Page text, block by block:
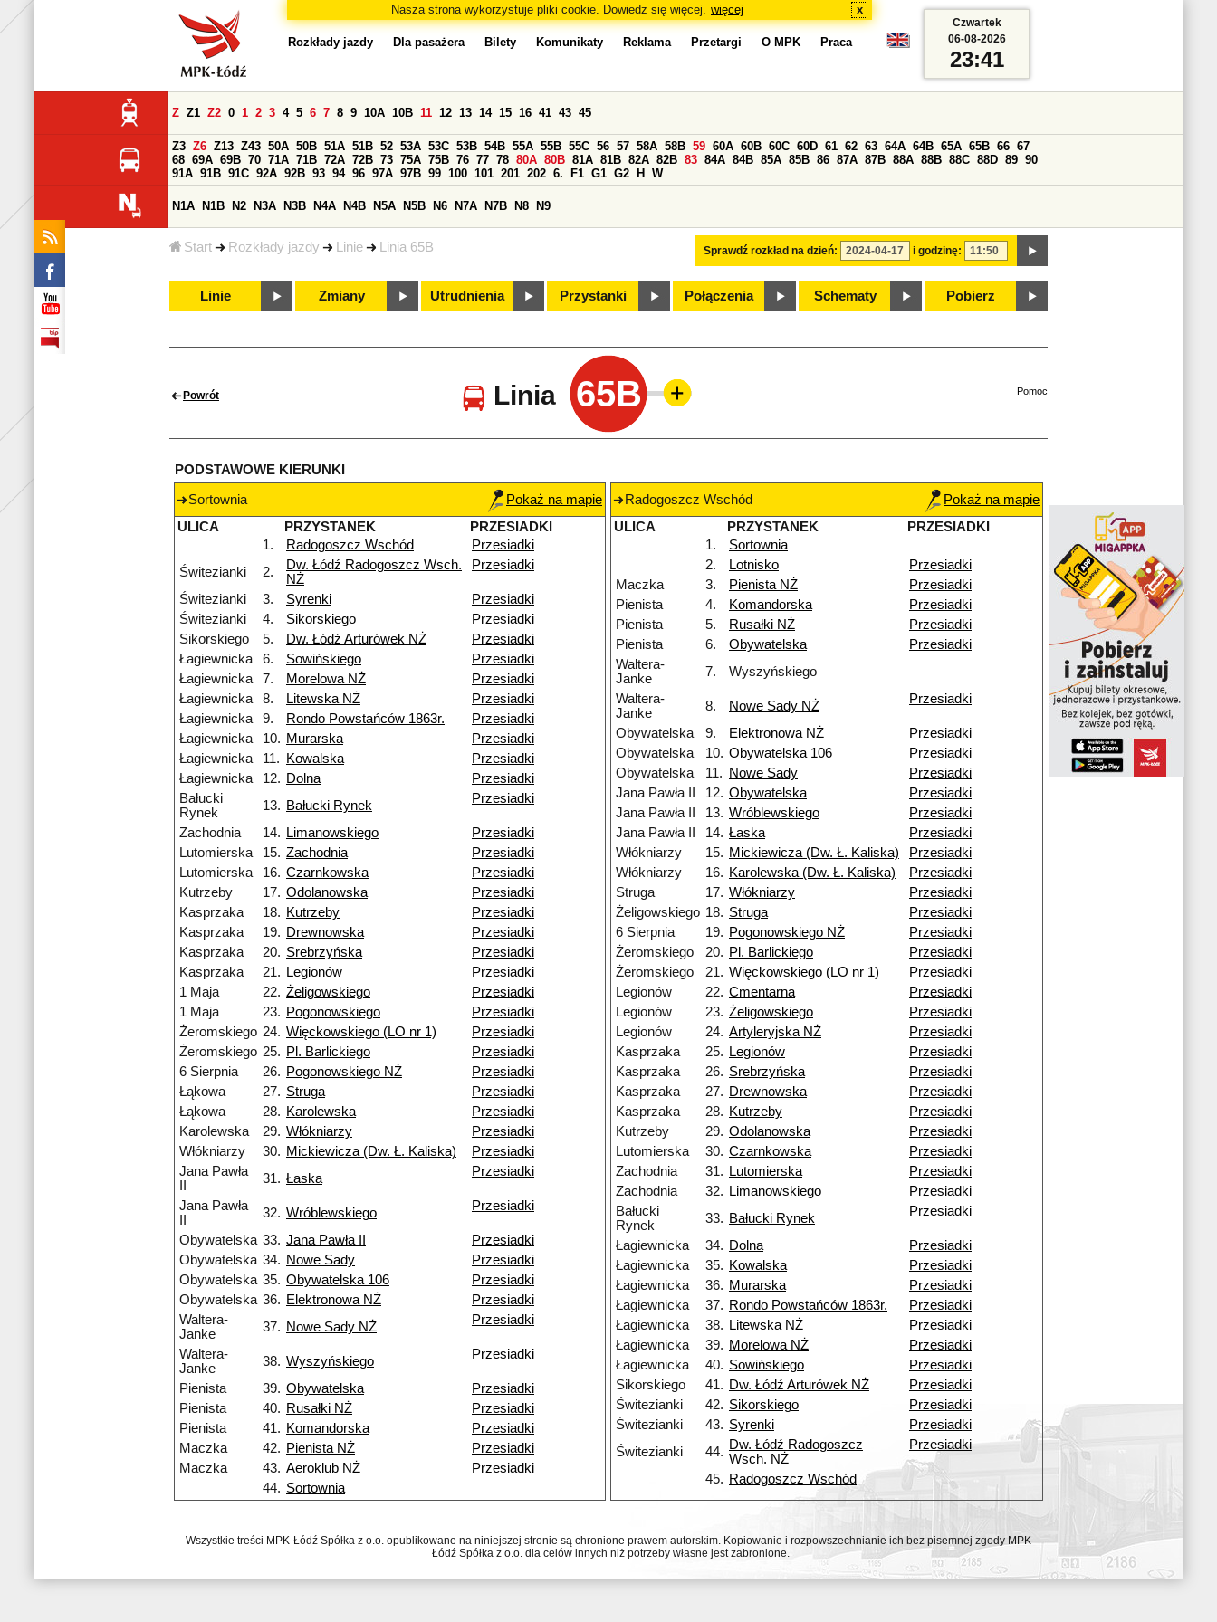
Nasza strona wykorzystuje pliki cookie. Dowiedz się więcej. więcej x
Start Rozkłady jazdy Linie Linia 65B
Rozkłady jazdy Dla pasażera Bilety Komunikaty Reklama Przetargi O MPK Praca
Sprawdź rozkład na dzień: i godzinę:
Z Z1 Z2 0 1 2 3 4 5 6 7 8 9 10A 10B 11 12 13 14 15 16 41 43 45
Z3 Z6 Z13 Z43 50A 50B 51A 51B 52 53A 53C 53B 54B 55A 55B 55C 56 57 58A 58B 59 60A 60B 60C 60D 61 62 63 64A 64B 65A 65B 66 67
68 69A 69B 70 71A 71B 72A 72B 73 75A 75B 76 77 78 80A 80B 81A 81B 82A 82B 83 84A 84B 85A 85B 86 87A 87B 88A 88B 88C 88D 89 90
91A 91B 91C 92A 92B 93 94 96 97A 97B 99 100 101 201 202 6. F1 G1 G2 H W
N1A N1B N2 N3A N3B N4A N4B N5A N5B N6 N7A N7B N8 N9
Linie Zmiany Utrudnienia Przystanki Połączenia Schematy Pobierz
Czwartek
06-08-2026
23:41
Powrót Linia 65B Pomoc
PODSTAWOWE KIERUNKI
Sortownia
Pokaż na mapie
ULICA
PRZYSTANEK
PRZESIADKI
1.
Radogoszcz Wschód
Przesiadki
Świtezianki
2.
Dw. Łódź Radogoszcz Wsch.
NŻ
Przesiadki
Świtezianki 3. Syrenki
Przesiadki
Świtezianki
4. Sikorskiego
Przesiadki
Sikorskiego
5. Dw. Łódź Arturówek NŻ
Przesiadki
Łagiewnicka
6. Sowińskiego
Przesiadki
Łagiewnicka
7. Morelowa NŻ
Przesiadki
Łagiewnicka
8. Litewska NŻ
Przesiadki
Łagiewnicka
9. Rondo Powstańców 1863r.
Przesiadki
Łagiewnicka
10. Murarska
Przesiadki
Łagiewnicka
11. Kowalska
Przesiadki
Łagiewnicka
12. Dolna
Przesiadki
Bałucki
Rynek
13. Bałucki Rynek Przesiadki
Zachodnia 14. Limanowskiego
Przesiadki
Lutomierska
15. Zachodnia
Przesiadki
Lutomierska
16. Czarnkowska
Przesiadki
Kutrzeby
17. Odolanowska
Przesiadki
Kasprzaka
18. Kutrzeby
Przesiadki
Kasprzaka
19. Drewnowska
Przesiadki
Kasprzaka
20. Srebrzyńska
Przesiadki
Kasprzaka
21. Legionów
Przesiadki
1 Maja
22. Żeligowskiego
Przesiadki
1 Maja
23. Pogonowskiego
Przesiadki
Żeromskiego 24. Więckowskiego (LO nr 1)
Przesiadki
Żeromskiego 25. Pl. Barlickiego
Przesiadki
6 Sierpnia
26. Pogonowskiego NŻ
Przesiadki
Łąkowa
27. Struga
Przesiadki
Łąkowa
28. Karolewska
Przesiadki
Karolewska
29. Włókniarzy
Przesiadki
Włókniarzy
30. Mickiewicza (Dw. Ł. Kaliska)
Przesiadki
Jana Pawła
31. Łaska Przesiadki
Jana Pawła
32. Wróblewskiego Przesiadki
Obywatelska 33. Jana Pawła II
Przesiadki
Obywatelska 34. Nowe Sady
Przesiadki
Obywatelska 35. Obywatelska 106
Przesiadki
Obywatelska 36. Elektronowa NŻ
Przesiadki
Waltera-
Janke
37. Nowe Sady NŻ Przesiadki
Waltera-
Janke
38. Wyszyńskiego Przesiadki
Pienista 39. Obywatelska
Przesiadki
Pienista
40. Rusałki NŻ
Przesiadki
Pienista
41. Komandorska
Przesiadki
Maczka
42. Pienista NŻ
Przesiadki
Maczka
43. Aeroklub NŻ
Przesiadki
44. Sortownia
Radogoszcz Wschód
Pokaż na mapie
ULICA
PRZYSTANEK
PRZESIADKI
1.
Sortownia
2.
Lotnisko
Przesiadki
Maczka
3. Pienista NŻ
Przesiadki
Pienista
4. Komandorska
Przesiadki
Pienista
5. Rusałki NŻ
Przesiadki
Pienista
6. Obywatelska
Przesiadki
Waltera-
Janke
7.
Wyszyńskiego
Waltera-
Janke
8. Nowe Sady NŻ Przesiadki
Obywatelska 9. Elektronowa NŻ
Przesiadki
Obywatelska
10. Obywatelska 106
Przesiadki
Obywatelska
11. Nowe Sady
Przesiadki
Jana Pawła II
12. Obywatelska
Przesiadki
Jana Pawła II
13. Wróblewskiego
Przesiadki
Jana Pawła II
14. Łaska
Przesiadki
Włókniarzy
15. Mickiewicza (Dw. Ł. Kaliska)
Przesiadki
Włókniarzy
16. Karolewska (Dw. Ł. Kaliska)
Przesiadki
Struga
17. Włókniarzy
Przesiadki
Żeligowskiego 18. Struga
Przesiadki
6 Sierpnia
19. Pogonowskiego NŻ
Przesiadki
Żeromskiego
20. Pl. Barlickiego
Przesiadki
Żeromskiego
21. Więckowskiego (LO nr 1)
Przesiadki
Legionów
22. Cmentarna
Przesiadki
Legionów
23. Żeligowskiego
Przesiadki
Legionów
24. Artyleryjska NŻ
Przesiadki
Kasprzaka
25. Legionów
Przesiadki
Kasprzaka
26. Srebrzyńska
Przesiadki
Kasprzaka
27. Drewnowska
Przesiadki
Kasprzaka
28. Kutrzeby
Przesiadki
Kutrzeby
29. Odolanowska
Przesiadki
Lutomierska
30. Czarnkowska
Przesiadki
Zachodnia
31. Lutomierska
Przesiadki
Zachodnia
32. Limanowskiego
Przesiadki
Bałucki
Rynek
33. Bałucki Rynek Przesiadki
Łagiewnicka 34. Dolna
Przesiadki
Łagiewnicka
35. Kowalska
Przesiadki
Łagiewnicka
36. Murarska
Przesiadki
Łagiewnicka
37. Rondo Powstańców 1863r.
Przesiadki
Łagiewnicka
38. Litewska NŻ
Przesiadki
Łagiewnicka
39. Morelowa NŻ
Przesiadki
Łagiewnicka
40. Sowińskiego
Przesiadki
Sikorskiego
41. Dw. Łódź Arturówek NŻ
Przesiadki
Świtezianki
42. Sikorskiego
Przesiadki
Świtezianki
43. Syrenki
Przesiadki
Świtezianki
44. Dw. Łódź Radogoszcz
Wsch. NŻ
Przesiadki
45. Radogoszcz Wschód
Wszystkie treści MPK-Łódź Spółka z o.o. opublikowane na niniejszej stronie są chronione prawem autorskim. Kopiowanie i rozpowszechnianie ich bez pisemnej zgody MPK-
Łódź Spółka z o.o. dla celów innych niż potrzeby własne jest zabronione.